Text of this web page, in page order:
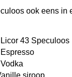
ook eens in
43 Speculoos
siroop